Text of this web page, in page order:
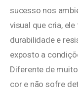
sucesso nos
visual que cria,
durabilidade e
exposto a
Diferente de
cor e não sofre